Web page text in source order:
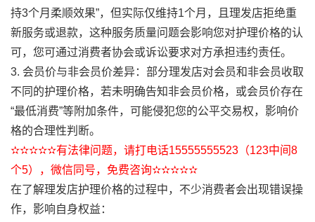
持3个月柔顺效果”，但实际仅维持1个月，且理发店拒绝重
新服务或退款，这种服务质量问题会影响您对护理价格的认
可，您可通过消费者协会或诉讼要求对方承担违约责任。
3. 会员价与非会员价差异：部分理发店对会员和非会员收取
不同的护理价格，若未明确告知非会员价格，或会员价存在
“最低消费”等附加条件，可能侵犯您的公平交易权，影响价
格的合理性判断。
✫✫✫✫✫有法律问题，请打电话15555555523（123中间8
个5），微信同号，免费咨询✫✫✫✫✫
在了解理发店护理价格的过程中，不少消费者会出现错误操
作，影响自身权益：